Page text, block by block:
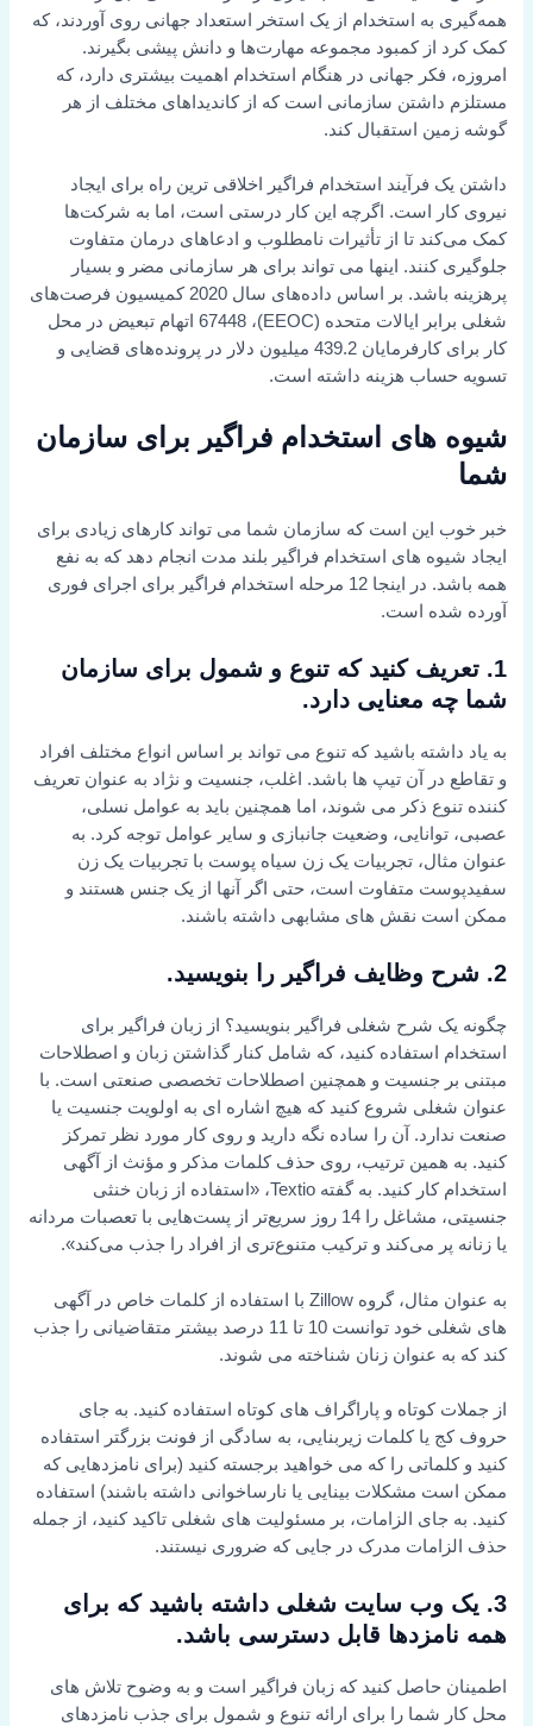
همه‌گیری به استخدام از یک استخر استعداد جهانی روی آوردند، که
کمک کرد از کمبود مجموعه مهارت‌ها و دانش پیشی بگیرند.
امروزه، فکر جهانی در هنگام استخدام اهمیت بیشتری دارد، که
مستلزم داشتن سازمانی است که از کاندیداهای مختلف از هر
گوشه زمین استقبال کند.
داشتن یک فرآیند استخدام فراگیر اخلاقی ترین راه برای ایجاد
نیروی کار است. اگرچه این کار درستی است، اما به شرکت‌ها
کمک می‌کند تا از تأثیرات نامطلوب و ادعاهای درمان متفاوت
جلوگیری کنند. اینها می تواند برای هر سازمانی مضر و بسیار
پرهزینه باشد. بر اساس داده‌های سال 2020 کمیسیون فرصت‌های
شغلی برابر ایالات متحده (EEOC)، 67448 اتهام تبعیض در محل
کار برای کارفرمایان 439.2 میلیون دلار در پرونده‌های قضایی و
تسویه حساب هزینه داشته است.
شیوه های استخدام فراگیر برای سازمان
شما
خبر خوب این است که سازمان شما می تواند کارهای زیادی برای
ایجاد شیوه های استخدام فراگیر بلند مدت انجام دهد که به نفع
همه باشد. در اینجا 12 مرحله استخدام فراگیر برای اجرای فوری
آورده شده است.
1. تعریف کنید که تنوع و شمول برای سازمان
شما چه معنایی دارد.
به یاد داشته باشید که تنوع می تواند بر اساس انواع مختلف افراد
و تقاطع در آن تیپ ها باشد. اغلب، جنسیت و نژاد به عنوان تعریف
کننده تنوع ذکر می شوند، اما همچنین باید به عوامل نسلی،
عصبی، توانایی، وضعیت جانبازی و سایر عوامل توجه کرد. به
عنوان مثال، تجربیات یک زن سیاه پوست با تجربیات یک زن
سفیدپوست متفاوت است، حتی اگر آنها از یک جنس هستند و
ممکن است نقش های مشابهی داشته باشند.
2. شرح وظایف فراگیر را بنویسید.
چگونه یک شرح شغلی فراگیر بنویسید؟ از زبان فراگیر برای
استخدام استفاده کنید، که شامل کنار گذاشتن زبان و اصطلاحات
مبتنی بر جنسیت و همچنین اصطلاحات تخصصی صنعتی است. با
عنوان شغلی شروع کنید که هیچ اشاره ای به اولویت جنسیت یا
صنعت ندارد. آن را ساده نگه دارید و روی کار مورد نظر تمرکز
کنید. به همین ترتیب، روی حذف کلمات مذکر و مؤنث از آگهی
استخدام کار کنید. به گفته Textio، «استفاده از زبان خنثی
جنسیتی، مشاغل را 14 روز سریع‌تر از پست‌هایی با تعصبات مردانه
یا زنانه پر می‌کند و ترکیب متنوع‌تری از افراد را جذب می‌کند».
به عنوان مثال، گروه Zillow با استفاده از کلمات خاص در آگهی
های شغلی خود توانست 10 تا 11 درصد بیشتر متقاضیانی را جذب
کند که به عنوان زنان شناخته می شوند.
از جملات کوتاه و پاراگراف های کوتاه استفاده کنید. به جای
حروف کج یا کلمات زیربنایی، به سادگی از فونت بزرگتر استفاده
کنید و کلماتی را که می خواهید برجسته کنید (برای نامزدهایی که
ممکن است مشکلات بینایی یا نارساخوانی داشته باشند) استفاده
کنید. به جای الزامات، بر مسئولیت های شغلی تاکید کنید، از جمله
حذف الزامات مدرک در جایی که ضروری نیستند.
3. یک وب سایت شغلی داشته باشید که برای
همه نامزدها قابل دسترسی باشد.
اطمینان حاصل کنید که زبان فراگیر است و به وضوح تلاش های
محل کار شما را برای ارائه تنوع و شمول برای جذب نامزدهای